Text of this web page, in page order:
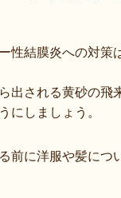
性結膜炎への対策
出される黄砂の
にしましょう。
前に洋服や髪に